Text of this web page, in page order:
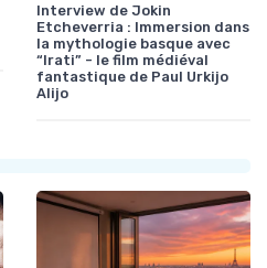
Interview de Jokin
Etcheverria : Immersion dans
la mythologie basque avec
“Irati” - le film médiéval
fantastique de Paul Urkijo
Alijo